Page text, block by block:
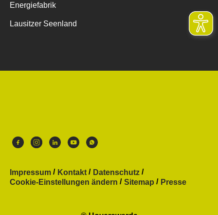
Energiefabrik
Lausitzer Seenland
Impressum Kontakt
Datenschutz
Cookie-Einstellungen ändern
Sitemap Presse